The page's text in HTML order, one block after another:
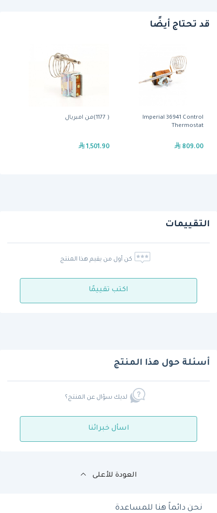
قد تحتاج أيضًا
Imperial 36941 Control
Thermostat
809.00
( 1177)من امبريال
1,501.90
التقييمات
كن أول من يقيم هذا المنتج
اكتب تقييمًا
أسئلة حول هذا المنتج
لديك سؤال عن المنتج؟
اسأل خبرائنا
العودة للأعلى
نحن دائماً هنا للمساعدة